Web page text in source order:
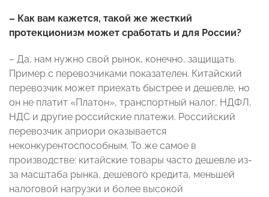
– Как вам кажется, такой же жесткий
протекционизм может сработать и для России?
– Да, нам нужно свой рынок, конечно, защищать.
Пример с перевозчиками показателен. Китайский
перевозчик может приехать быстрее и дешевле, но
он не платит «Платон», транспортный налог, НДФЛ,
НДС и другие российские платежи. Российский
перевозчик априори оказывается
неконкурентоспособным. То же самое в
производстве: китайские товары часто дешевле из-
за масштаба рынка, дешевого кредита, меньшей
налоговой нагрузки и более высокой